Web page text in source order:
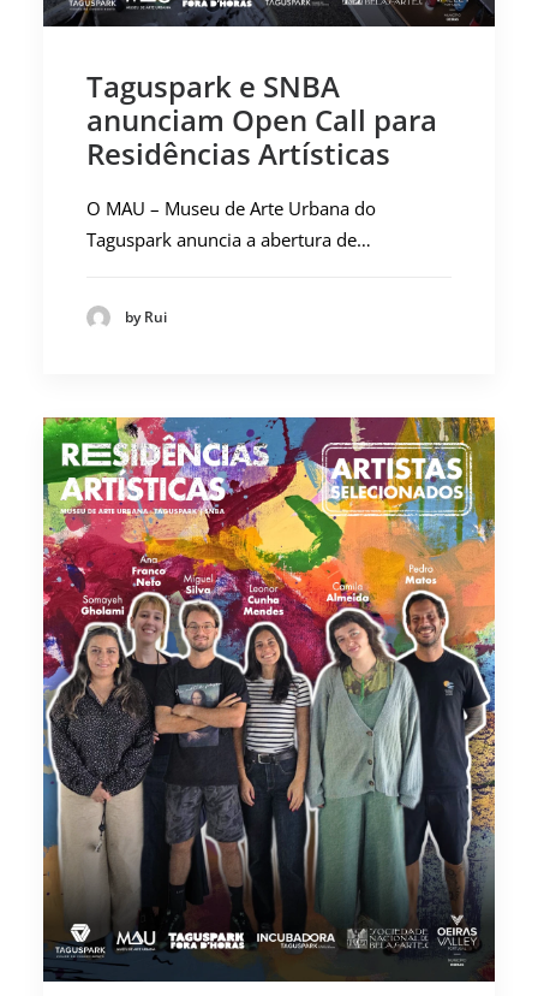
Taguspark e SNBA
anunciam Open Call para
Residências Artísticas
O MAU – Museu de Arte Urbana do
Taguspark anuncia a abertura de…
by Rui